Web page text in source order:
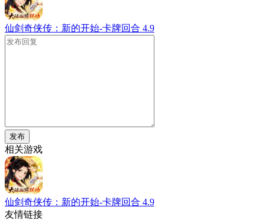
仙剑奇侠传：新的开始-卡牌回合 4.9
发布
相关游戏
仙剑奇侠传：新的开始-卡牌回合 4.9
友情链接